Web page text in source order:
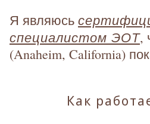
Я являюсь
специалистом ЭОТ,
(Anaheim, California)
Как